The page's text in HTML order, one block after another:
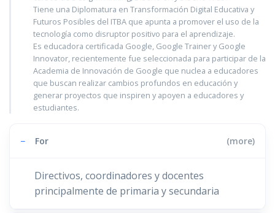
Tiene una Diplomatura en Transformación Digital Educativa y
Futuros Posibles del ITBA que apunta a promover el uso de la
tecnología como disruptor positivo para el aprendizaje.
Es educadora certificada Google, Google Trainer y Google
Innovator, recientemente fue seleccionada para participar de la
Academia de Innovación de Google que nuclea a educadores
que buscan realizar cambios profundos en educación y
generar proyectos que inspiren y apoyen a educadores y
estudiantes.
− For (more)
Directivos, coordinadores y docentes
principalmente de primaria y secundaria